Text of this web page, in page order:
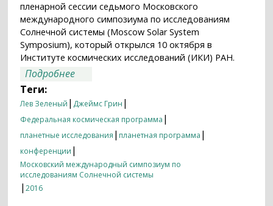
пленарной сессии седьмого Московского
международного симпозиума по исследованиям
Солнечной системы (Moscow Solar System
Symposium), который открылся 10 октября в
Институте космических исследований (ИКИ) РАН.
Подробнее
исследованиям Солнечной системы
Теги:
Лев Зеленый | Джеймс Грин |
Федеральная космическая программа |
планетные исследования | планетная программа |
конференции |
Московский международный симпозиум по
исследованиям Солнечной системы
|2016